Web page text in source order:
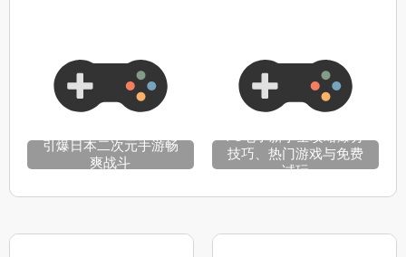
引爆日本二次元手游畅
爽战斗
PG电子新手全攻略爆分
技巧、热门游戏与免费
试玩